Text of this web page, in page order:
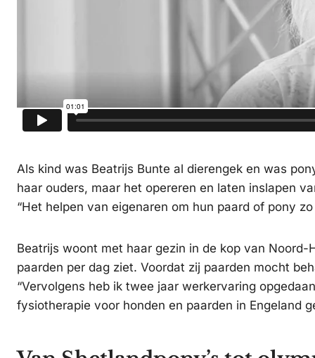
Als kind was Beatrijs Bunte al dierengek en was
haar ouders, maar het opereren en laten inslapen
“Het helpen van eigenaren om hun paard of pony
Beatrijs woont met haar gezin in de kop van
paarden per dag ziet. Voordat zij paarden mocht
“Vervolgens heb ik twee jaar werkervaring
fysiotherapie voor honden en paarden in Engeland